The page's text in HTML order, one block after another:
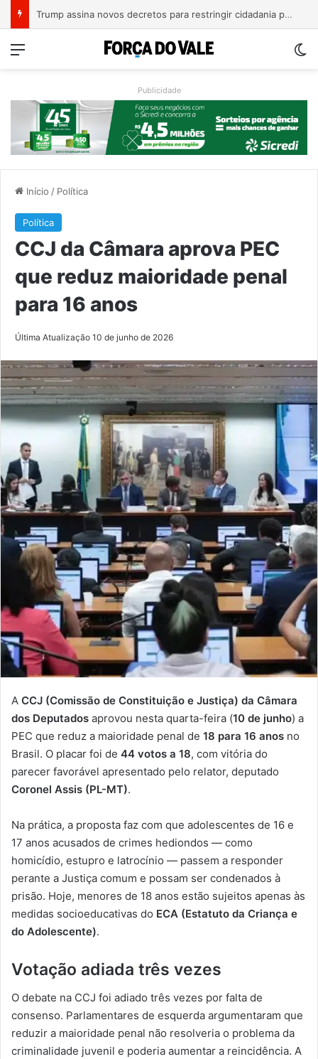
Trump assina novos decretos para restringir cidadania por nascimento nos EUA
Menu
Publicidade
Início / Política
Política
CCJ da Câmara aprova PEC
que reduz maioridade penal
para 16 anos
Última Atualização 10 de junho de 2026
A CCJ (Comissão de Constituição e Justiça) da Câmara
dos Deputados aprovou nesta quarta-feira (10 de junho) a
PEC que reduz a maioridade penal de 18 para 16 anos no
Brasil. O placar foi de 44 votos a 18, com vitória do
parecer favorável apresentado pelo relator, deputado
Coronel Assis (PL-MT).
Na prática, a proposta faz com que adolescentes de 16 e
17 anos acusados de crimes hediondos — como
homicídio, estupro e latrocínio — passem a responder
perante a Justiça comum e possam ser condenados à
prisão. Hoje, menores de 18 anos estão sujeitos apenas às
medidas socioeducativas do ECA (Estatuto da Criança e
do Adolescente).
Votação adiada três vezes
O debate na CCJ foi adiado três vezes por falta de
consenso. Parlamentares de esquerda argumentaram que
reduzir a maioridade penal não resolveria o problema da
criminalidade juvenil e poderia aumentar a reincidência. A